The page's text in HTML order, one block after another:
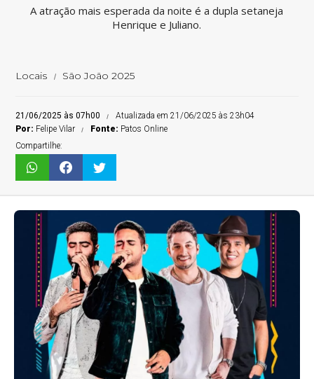
A atração mais esperada da noite é a dupla setaneja
Henrique e Juliano.
Locais São João 2025
21/06/2025 às 07h00
Atualizada em 21/06/2025 às 23h04
Por: Felipe Vilar Fonte: Patos Online
Compartilhe: